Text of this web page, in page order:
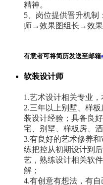
精神。
5、岗位提供晋升机
师→效果图组长→效果
有意者可将简历发送至邮箱
软装设计师
1.艺术设计相关专业，
2.三年以上别墅、样
装设计经验；具备良
宅、别墅、样板房、
3.有良好的艺术修养
练把控从初期设计到
艺，熟练设计相关软
解；
4.有创意有想法，有